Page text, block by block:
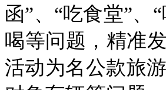
函”、“吃食堂”、
喝等问题，精准
活动为名公款旅